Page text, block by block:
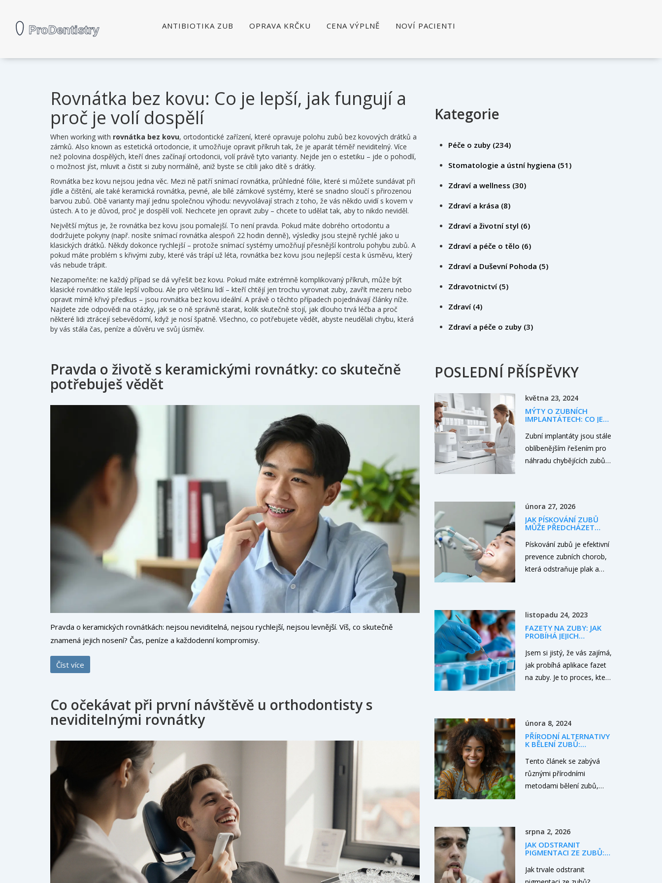
ANTIBIOTIKA ZUB OPRAVA KRČKU CENA VÝPLNĚ NOVÍ PACIENTI
Rovnátka bez kovu: Co je lepší, jak fungují a
proč je volí dospělí
When working with rovnátka bez kovu, ortodontické zařízení, které opravuje polohu zubů bez kovových drátků a
zámků. Also known as estetická ortodoncie, it umožňuje opravit příkruh tak, že je aparát téměř neviditelný. Více
než polovina dospělých, kteří dnes začínají ortodoncii, volí právě tyto varianty. Nejde jen o estetiku – jde o pohodlí,
o možnost jíst, mluvit a čistit si zuby normálně, aniž byste se cítili jako dítě s drátky.
Rovnátka bez kovu nejsou jedna věc. Mezi ně patří snímací rovnátka, průhledné fólie, které si můžete sundávat při
jídle a čištění, ale také keramická rovnátka, pevné, ale bílé zámkové systémy, které se snadno sloučí s přirozenou
barvou zubů. Obě varianty mají jednu společnou výhodu: nevyvolávají strach z toho, že vás někdo uvidí s kovem v
ústech. A to je důvod, proč je dospělí volí. Nechcete jen opravit zuby – chcete to udělat tak, aby to nikdo neviděl.
Největší mýtus je, že rovnátka bez kovu jsou pomalejší. To není pravda. Pokud máte dobrého ortodontu a
dodržujete pokyny (např. nosíte snímací rovnátka alespoň 22 hodin denně), výsledky jsou stejně rychlé jako u
klasických drátků. Někdy dokonce rychlejší – protože snímací systémy umožňují přesnější kontrolu pohybu zubů. A
pokud máte problém s křivými zuby, které vás trápí už léta, rovnátka bez kovu jsou nejlepší cesta k úsměvu, který
vás nebude trápit.
Nezapomeňte: ne každý případ se dá vyřešit bez kovu. Pokud máte extrémně komplikovaný příkruh, může být
klasické rovnátko stále lepší volbou. Ale pro většinu lidí – kteří chtějí jen trochu vyrovnat zuby, zavřít mezeru nebo
opravit mírně křivý předkus – jsou rovnátka bez kovu ideální. A právě o těchto případech pojednávají články níže.
Najdete zde odpovědi na otázky, jak se o ně správně starat, kolik skutečně stojí, jak dlouho trvá léčba a proč
některé lidi ztrácejí sebevědomí, když je nosí špatně. Všechno, co potřebujete vědět, abyste neudělali chybu, která
by vás stála čas, peníze a důvěru ve svůj úsměv.
Pravda o životě s keramickými rovnátky: co skutečně
potřebuješ vědět
Pravda o keramických rovnátkách: nejsou neviditelná, nejsou rychlejší, nejsou levnější. Víš, co skutečně
znamená jejich nosení? Čas, peníze a každodenní kompromisy.
Číst více
Co očekávat při první návštěvě u orthodontisty s
neviditelnými rovnátky
Kategorie
Péče o zuby (234)
Stomatologie a ústní hygiena (51)
Zdraví a wellness (30)
Zdraví a krása (8)
Zdraví a životní styl (6)
Zdraví a péče o tělo (6)
Zdraví a Duševní Pohoda (5)
Zdravotnictví (5)
Zdraví (4)
Zdraví a péče o zuby (3)
POSLEDNÍ PŘÍSPĚVKY
května 23, 2024
MÝTY O ZUBNÍCH
IMPLANTÁTECH: CO JE
Zubní implantáty jsou stále
oblíbenějším řešením pro
náhradu chybějících zubů,
chyb a omylů o zubních
implantátech, které byste
informace, abyste mohli
udělat informované
rozhodnutí o svém
února 27, 2026
JAK PÍSKOVÁNÍ ZUBŮ
MŮŽE PŘEDCHÁZET
VŠE, CO POTŘEBUJETE
Pískování zubů je efektivní
prevence zubních chorob,
která odstraňuje plak a
snižuje riziko zánětů dásní,
kávy a ztráty zubů.
listopadu 24, 2023
FAZETY NA ZUBY: JAK
PROBÍHÁ JEJICH
Jsem si jistý, že vás zajímá,
jak probíhá aplikace fazet
na zuby. Je to proces, který
podrobně objasním, jak se
tento zákrok provádí, cože
jaké výhody přináší. Fazety
jsou skvělou volbou pro ty,
kteří chtějí zlepšit vzhled
února 8, 2024
PŘÍRODNÍ ALTERNATIVY
K BĚLENÍ ZUBŮ:
METODY
Tento článek se zabývá
různými přírodními
metodami bělení zubů,
přírodních ingrediencí jako
alternativní řešení k bělícím
praktické tipy, jak tyto
srpna 2, 2026
JAK ODSTRANIT
PIGMENTACI ZE ZUBŮ:
ODBARVOVÁNÍ A
KERAMICKÁ ONLAY
Jak trvale odstranit